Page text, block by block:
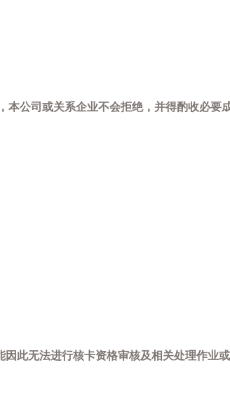
公司或关系企业不会拒绝，并得酌收必要成
此无法进行核卡资格审核及相关处理作业